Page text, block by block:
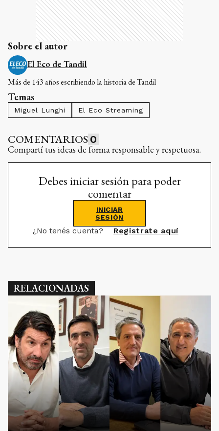
Sobre el autor
El Eco de Tandil
Más de 143 años escribiendo la historia de Tandil
Temas
Miguel Lunghi El Eco Streaming
COMENTARIOS 0
Compartí tus ideas de forma responsable y respetuosa.
Debes iniciar sesión para poder
comentar
INICIAR
SESIÓN
¿No tenés cuenta? Registrate aquí
RELACIONADAS